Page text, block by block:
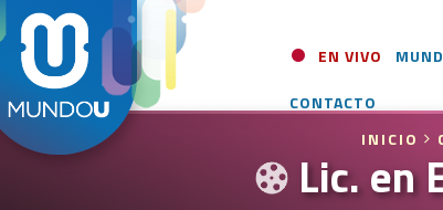
EN VIVO
CONTACTO
INICIO
Lic. en